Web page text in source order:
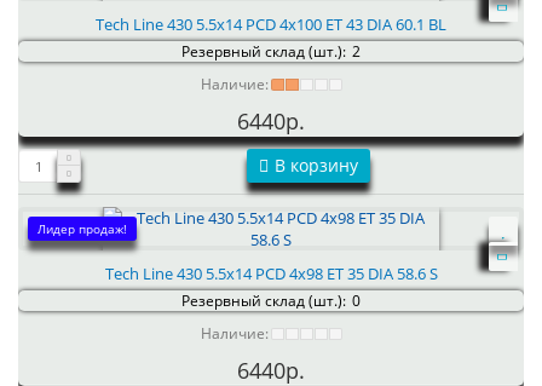
Tech Line 430 5.5x14 PCD 4x100 ET 43 DIA 60.1 BL
Резервный склад (шт.): 2
Наличие:
6440р.
В корзину
Лидер продаж!
Tech Line 430 5.5x14 PCD 4x98 ET 35 DIA 58.6 S
Резервный склад (шт.): 0
Наличие:
6440р.